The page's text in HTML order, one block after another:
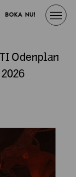
BOKA NU!
Odenplan
2026